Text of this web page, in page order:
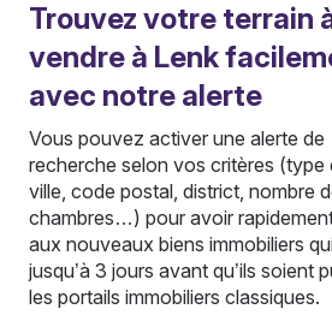
Trouvez votre terrain
vendre à Lenk
avec notre alerte
Vous pouvez activer une alerte de
recherche selon vos critères (type
ville, code postal, district, nombre
chambres…) pour avoir
aux nouveaux biens immobiliers
jusqu’à 3 jours avant qu’ils soient
les portails immobiliers classiques.